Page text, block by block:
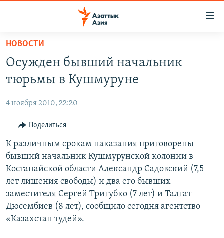
Вернуться
основному
содержанию
Вернутся
навигации
Вернутся
поиску
ЦЕНТРАЛЬНАЯ АЗИЯ
КАЗАХСТАН
УЗБЕКИСТАН
ТАДЖИКИСТАН
НОВОСТИ
ВОЙНА В УКРАИНЕ
НА ДРУГИХ ЯЗЫКАХ
ҚАЗАҚША
КЫРГЫЗЧА
ТОҶИКӢ
TÜRKMENÇE
Все сайты РСЕ/РС
НОВОСТИ
Осужден бывший начальник
тюрьмы в Кушмуруне
4 ноября 2010, 22:20
Поделиться
К различным срокам наказания приговорены
бывший начальник Кушмурунской колонии в
Костанайской области Александр Садовский (7,5
лет лишения свободы) и два его бывших
заместителя Сергей Тригубко (7 лет) и Талгат
Дюсембиев (8 лет), сообщило сегодня агентство
«Казахстан тудей».